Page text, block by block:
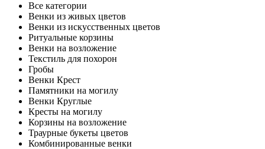
Все категории
Венки из живых цветов
Венки из искусственных цветов
Ритуальные корзины
Венки на возложение
Текстиль для похорон
Гробы
Венки Крест
Памятники на могилу
Венки Круглые
Кресты на могилу
Корзины на возложение
Траурные букеты цветов
Комбинированные венки